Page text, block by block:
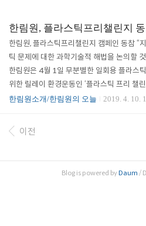
한림원, 플라스틱프리챌린지
한림원, 플라스틱프리챌린지 캠페인 동참 “
틱 문제에 대한 과학기술적 해법을 논의할
한림원은 4월 1일 무분별한 일회용 플라스
위한 릴레이 환경운동인 ‘플라스틱 프리 챌
참했다. 해당 캠페인은 2018년 11월 세계자
틱 사용 감축을 약속하는 의미로 머그컵 사용
S에 게시하고 다음 참여자로 2명 이상을 지
원장을 비롯한 임직원들과 함께 기관 SNS를
한림원소개/한림원의 오늘 2019. 4. 10.
이전
Blog is powered byDaum /